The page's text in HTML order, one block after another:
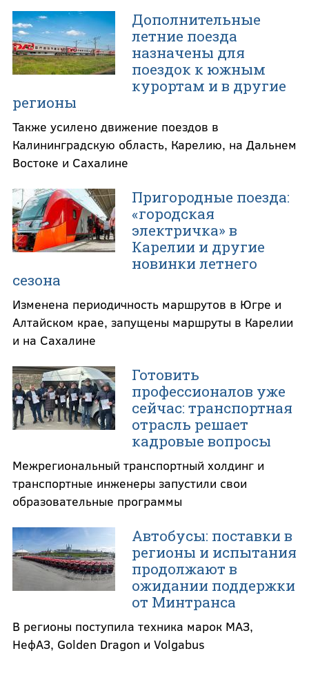
Дополнительные
летние поезда
назначены для
поездок к южным
курортам и в другие
регионы
Также усилено движение поездов в
Калининградскую область, Карелию, на Дальнем
Востоке и Сахалине
Пригородные поезда:
«городская
электричка» в
Карелии и другие
новинки летнего
сезона
Изменена периодичность маршрутов в Югре и
Алтайском крае, запущены маршруты в Карелии
и на Сахалине
Готовить
профессионалов уже
сейчас: транспортная
отрасль решает
кадровые вопросы
Межрегиональный транспортный холдинг и
транспортные инженеры запустили свои
образовательные программы
Автобусы: поставки в
регионы и испытания
продолжают в
ожидании поддержки
от Минтранса
В регионы поступила техника марок МАЗ,
НефАЗ, Golden Dragon и Volgabus